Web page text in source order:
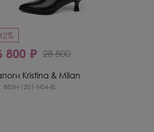
800 ₽ 28 800
Kristina & Milan
883H-1501-N04-BL